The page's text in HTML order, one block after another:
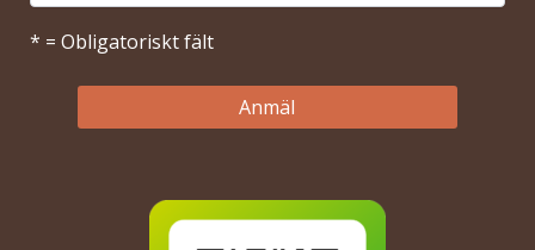
* = Obligatoriskt fält